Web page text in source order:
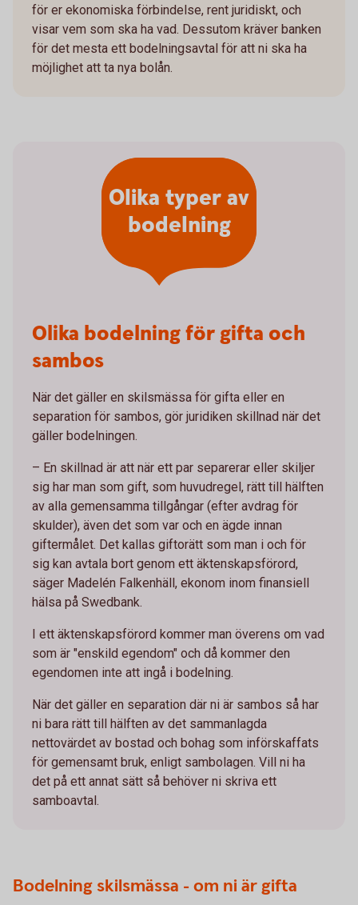
för er ekonomiska förbindelse, rent juridiskt, och
visar vem som ska ha vad. Dessutom kräver banken
för det mesta ett bodelningsavtal för att ni ska ha
möjlighet att ta nya bolån.
Olika typer av
bodelning
Olika bodelning för gifta och
sambos
När det gäller en skilsmässa för gifta eller en
separation för sambos, gör juridiken skillnad när det
gäller bodelningen.
– En skillnad är att när ett par separerar eller skiljer
sig har man som gift, som huvudregel, rätt till hälften
av alla gemensamma tillgångar (efter avdrag för
skulder), även det som var och en ägde innan
giftermålet. Det kallas giftorätt som man i och för
sig kan avtala bort genom ett äktenskapsförord,
säger Madelén Falkenhäll, ekonom inom finansiell
hälsa på Swedbank.
I ett äktenskapsförord kommer man överens om vad
som är "enskild egendom" och då kommer den
egendomen inte att ingå i bodelning.
När det gäller en separation där ni är sambos så har
ni bara rätt till hälften av det sammanlagda
nettovärdet av bostad och bohag som införskaffats
för gemensamt bruk, enligt sambolagen. Vill ni ha
det på ett annat sätt så behöver ni skriva ett
samboavtal.
Bodelning skilsmässa - om ni är gifta